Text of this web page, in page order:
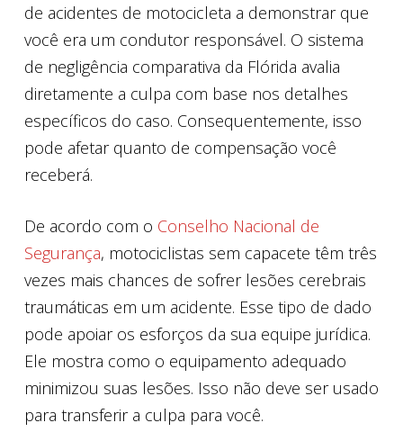
de acidentes de motocicleta a demonstrar que
você era um condutor responsável. O sistema
de negligência comparativa da Flórida avalia
diretamente a culpa com base nos detalhes
específicos do caso. Consequentemente, isso
pode afetar quanto de compensação você
receberá.
De acordo com o Conselho Nacional de
Segurança, motociclistas sem capacete têm três
vezes mais chances de sofrer lesões cerebrais
traumáticas em um acidente. Esse tipo de dado
pode apoiar os esforços da sua equipe jurídica.
Ele mostra como o equipamento adequado
minimizou suas lesões. Isso não deve ser usado
para transferir a culpa para você.